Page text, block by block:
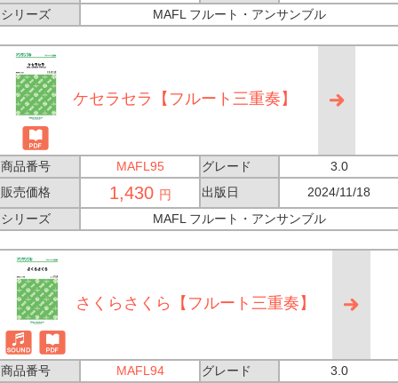
シリーズ
MAFL フルート・アンサンブル
ケセラセラ【フルート三重奏】
商品番号 MAFL95 グレード
3.0
販売価格
1,430 円 出版日
2024/11/18
シリーズ
MAFL フルート・アンサンブル
さくらさくら【フルート三重奏】
商品番号 MAFL94 グレード
3.0